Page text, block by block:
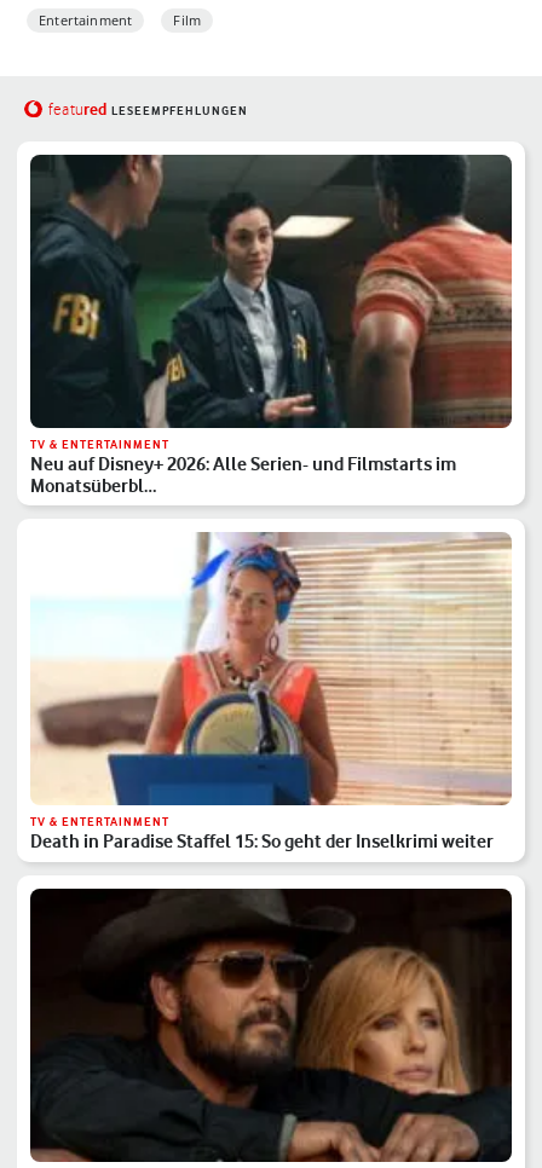
Entertainment Film
featured LESEEMPFEHLUNGEN
TV & ENTERTAINMENT
Neu auf Disney+ 2026: Alle Serien- und Filmstarts im
Monatsüberbl…
TV & ENTERTAINMENT
Death in Paradise Staffel 15: So geht der Inselkrimi weiter